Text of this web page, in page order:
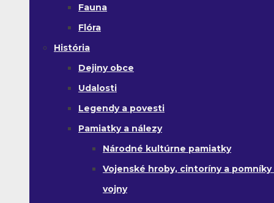
Fauna
Flóra
História
Dejiny obce
Udalosti
Legendy a povesti
Pamiatky a nálezy
Národné kultúrne pamiatky
Vojenské hroby, cintoríny a pomníky
vojny